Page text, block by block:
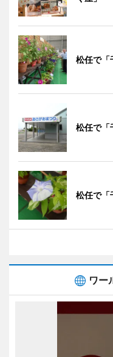
松任で「
松任で「
松任で「
ワー